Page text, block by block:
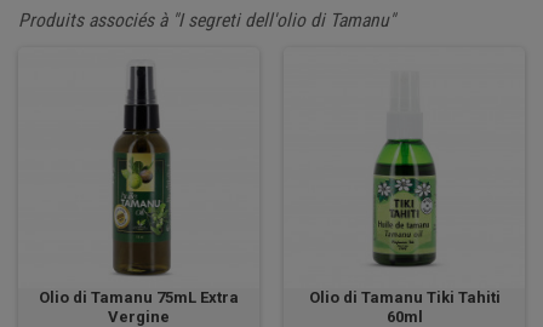
Produits associés à "I segreti dell'olio di Tamanu"
Olio di Tamanu 75mL Extra
Vergine
Olio di Tamanu Tiki Tahiti
60ml